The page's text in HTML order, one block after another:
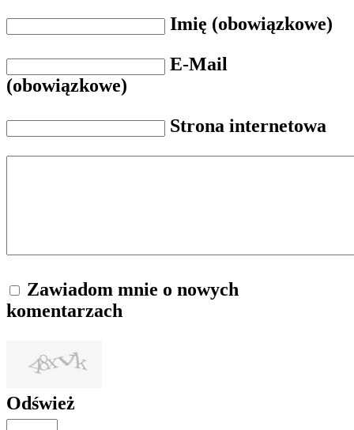
Imię (obowiązkowe)
E-Mail
(obowiązkowe)
Strona internetowa
Zawiadom mnie o nowych
komentarzach
Odśwież